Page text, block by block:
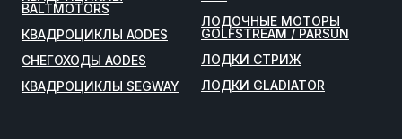
BALTMOTORS
КВАДРОЦИКЛЫ AODES
СНЕГОХОДЫ AODES
КВАДРОЦИКЛЫ SEGWAY
ЛОДОЧНЫЕ МОТОРЫ
GOLFSTREAM / PARSUN
ЛОДКИ СТРИЖ
ЛОДКИ GLADIATOR